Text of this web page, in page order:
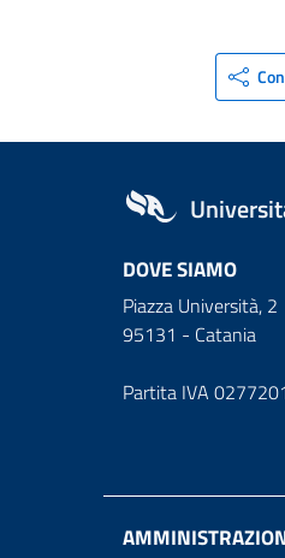
DOVE SIAMO
Piazza Università, 2
95131 - Catania
Partita IVA